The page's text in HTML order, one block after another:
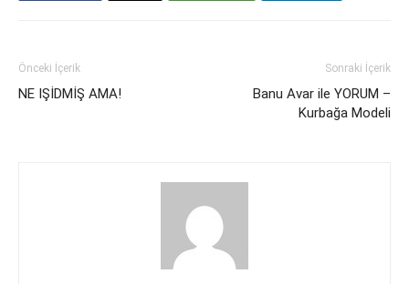
Önceki İçerik
NE IŞİDMİŞ AMA!
Sonraki İçerik
Banu Avar ile YORUM –
Kurbağa Modeli